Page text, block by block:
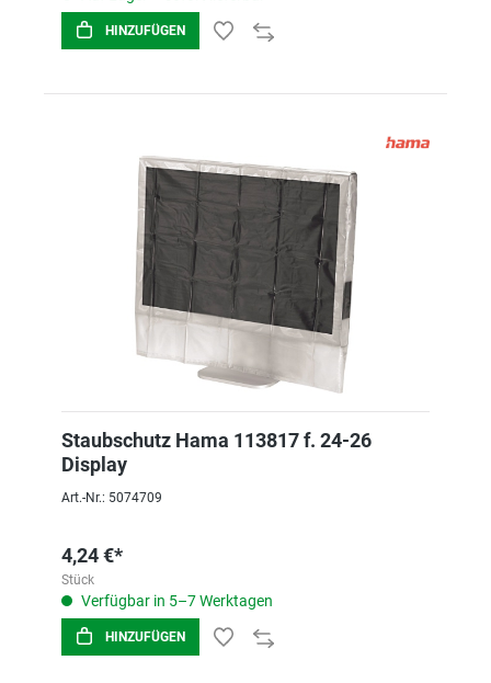
HINZUFÜGEN
Staubschutz Hama 113817 f. 24-26
Display
Art.-Nr.: 5074709
4,24 €*
Stück
Verfügbar in 5–7 Werktagen
HINZUFÜGEN